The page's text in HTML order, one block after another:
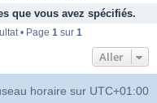
que vous avez spécifiés.
• Page 1sur 1
Aller
horaire sur UTC+01:00